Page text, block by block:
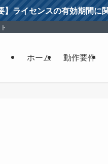
】ライセンスの有効期間に
ホーム 動作要件